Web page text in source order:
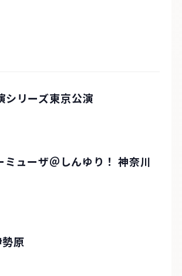
リーズ東京公演
ューザ＠しんゆり！ 神奈川
原